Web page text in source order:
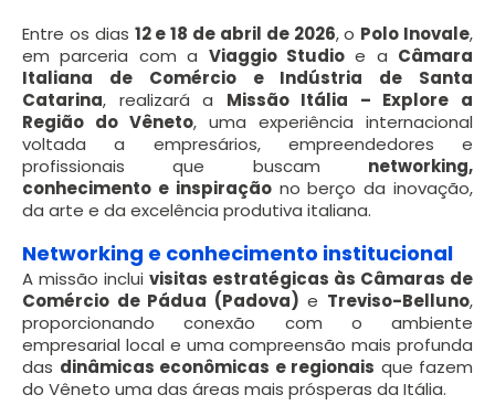
Entre os dias 12 e 18 de abril de 2026, o Polo Inovale,
em parceria com a Viaggio Studioe a Câmara
Italiana de Comércio e Indústria de Santa
Catarina, realizará a Missão Itália – Explore a
Região do Vêneto, uma experiência internacional
voltada a empresários, empreendedores e
profissionais que buscam networking,
conhecimento e inspiraçãono berço da inovação,
da arte e da excelência produtiva italiana.
Networking e conhecimento institucional
A missão inclui visitas estratégicas às Câmaras de
Comércio de Pádua (Padova) e Treviso-Belluno,
proporcionando conexão com o ambiente
empresarial local e uma compreensão mais profunda
das dinâmicas econômicas e regionais que fazem
do Vêneto uma das áreas mais prósperas da Itália.